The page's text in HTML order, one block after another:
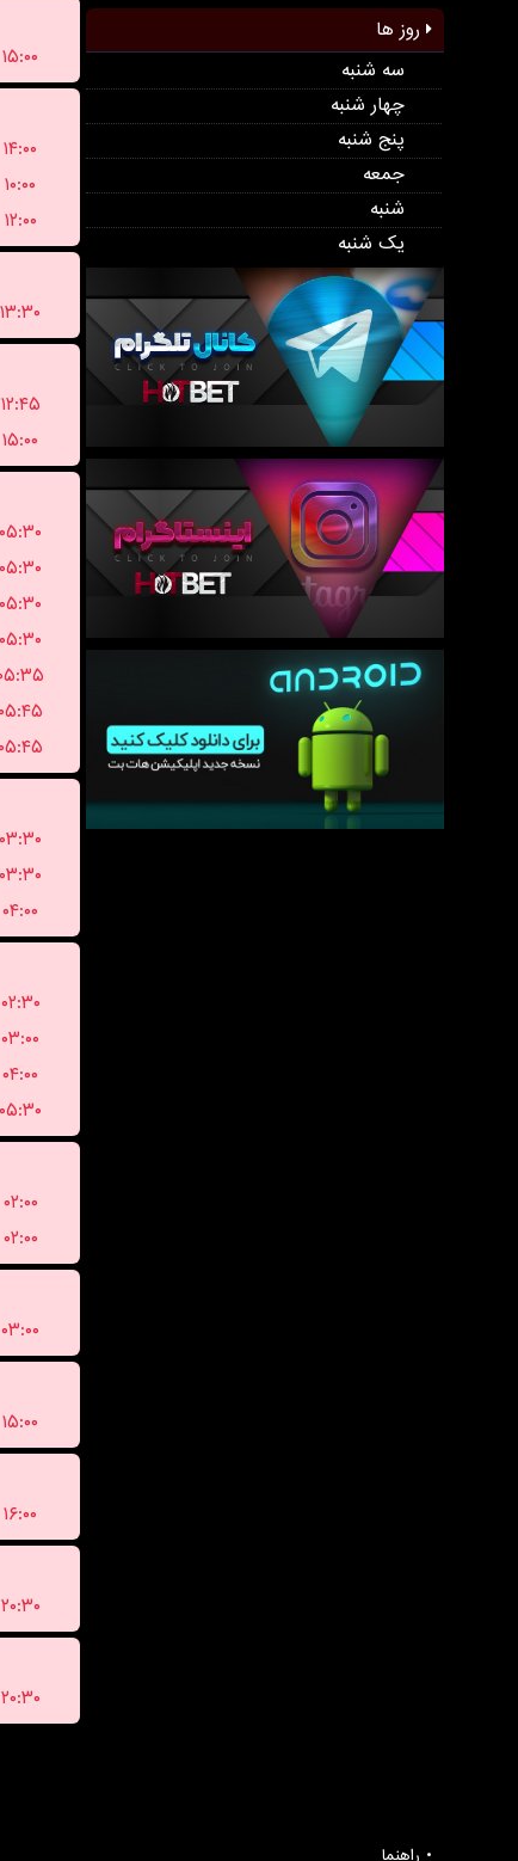
روز ها
سه شنبه
چهار شنبه
پنج شنبه
جمعه
شنبه
یک شنبه
۱۵:۰۰
۱۴:۰۰
۱۰:۰۰
۱۲:۰۰
۱۳:۳۰
۱۲:۴۵
۱۵:۰۰
۰۵:۳۰
۰۵:۳۰
۰۵:۳۰
۰۵:۳۰
۰۳:۳۰
۰۳:۳۰
۰۴:۰۰
۰۲:۳۰
۰۳:۰۰
۰۴:۰۰
۰۵:۳۰
۰۲:۰۰
۰۲:۰۰
۰۳:۰۰
۱۵:۰۰
۱۶:۰۰
۲۰:۳۰
۲۰:۳۰
راهنما